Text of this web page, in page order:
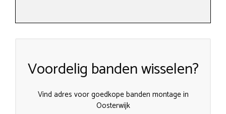
Voordelig banden wisselen?
Vind adres voor goedkope banden montage in
Oosterwijk